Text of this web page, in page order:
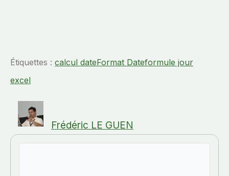
Étiquettes : calcul dateFormat Dateformule jour
excel
Frédéric LE GUEN